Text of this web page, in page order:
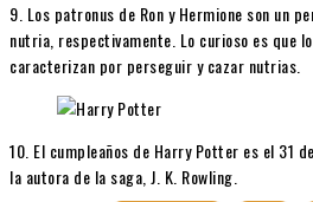
9. Los patronus de Ron y Hermione son un
nutria, respectivamente. Lo curioso es que
caracterizan por perseguir y cazar nutrias.
10. El cumpleaños de Harry Potter es el 31
la autora de la saga, J. K. Rowling.